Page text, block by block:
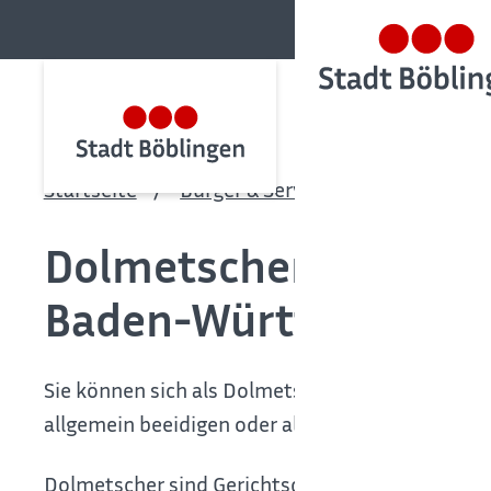
Startseite Bürger & Service
Dolmetscher,
Baden-Württemberg
Sie können sich als Dolmetscher oder
allgemein beeidigen oder als
Dolmetscher sind Gerichtsdolmetscher und